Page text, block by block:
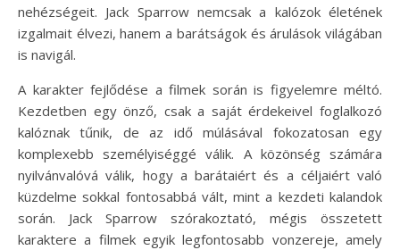
nehézségeit. Jack Sparrow nemcsak a kalózok életének
izgalmait élvezi, hanem a barátságok és árulások világában
is navigál.
A karakter fejlődése a filmek során is figyelemre méltó.
Kezdetben egy önző, csak a saját érdekeivel foglalkozó
kalóznak tűnik, de az idő múlásával fokozatosan egy
komplexebb személyiséggé válik. A közönség számára
nyilvánvalóvá válik, hogy a barátaiért és a céljaiért való
küzdelme sokkal fontosabbá vált, mint a kezdeti kalandok
során. Jack Sparrow szórakoztató, mégis összetett
karaktere a filmek egyik legfontosabb vonzereje, amely